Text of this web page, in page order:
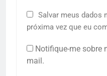
Salvar meus dados
próxima vez que eu
Notifique-me sobre
mail.